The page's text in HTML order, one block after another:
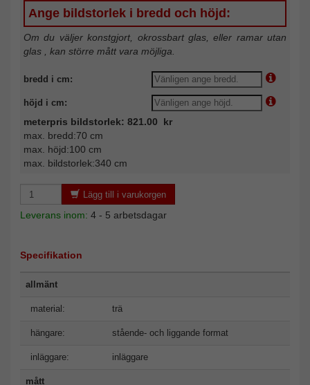
Ange bildstorlek i bredd och höjd:
Om du väljer konstgjort, okrossbart glas, eller ramar utan
glas , kan större mått vara möjliga.
bredd i cm:
höjd i cm:
meterpris bildstorlek: 821.00 kr
max. bredd:70 cm
max. höjd:100 cm
max. bildstorlek:340 cm
Lägg till i varukorgen
Leverans inom: 4 - 5 arbetsdagar
Specifikation
allmänt
material: trä
hängare: stående- och liggande format
inläggare: inläggare
mått